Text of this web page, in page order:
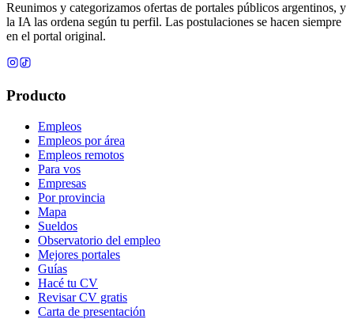
Reunimos y categorizamos ofertas de portales públicos argentinos, y
la IA las ordena según tu perfil. Las postulaciones se hacen siempre
en el portal original.
Producto
Empleos
Empleos por área
Empleos remotos
Para vos
Empresas
Por provincia
Mapa
Sueldos
Observatorio del empleo
Mejores portales
Guías
Hacé tu CV
Revisar CV gratis
Carta de presentación